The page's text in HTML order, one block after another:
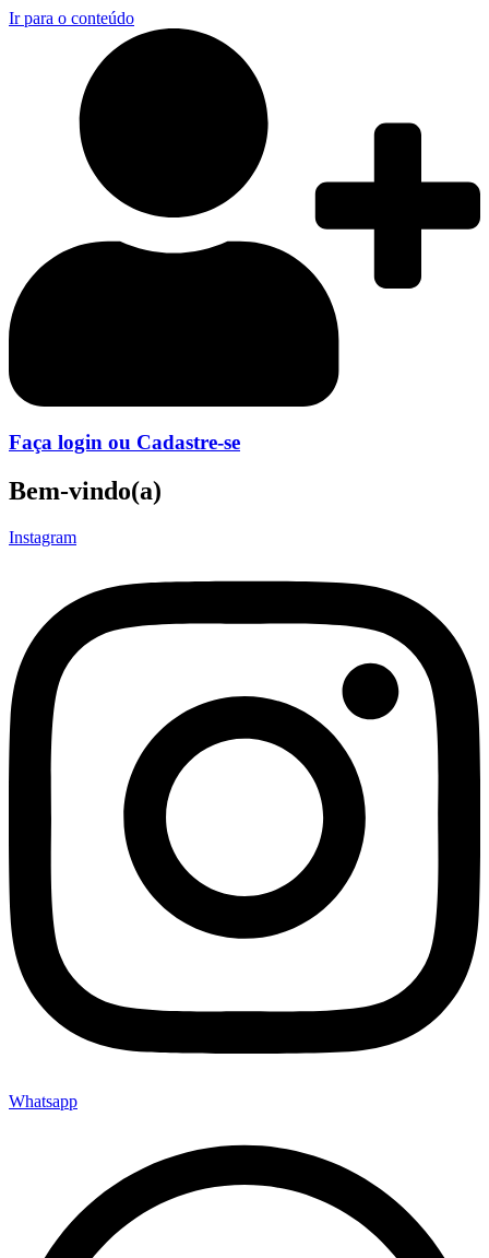
Ir para o conteúdo
Faça login ou Cadastre-se
Bem-vindo(a)
Instagram
Whatsapp